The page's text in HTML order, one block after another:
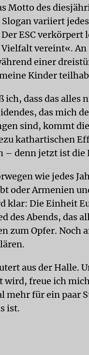
Motto des
variiert
ESC verkörpert
vereint«. An
einer
Kinder
ich, dass das alles
das mich
sind, kommt
kathartischen
– denn jetzt ist
wie jedes
oder Armenien
Die Einheit
des Abends, das
zum Opfer. Noch
aus der Halle.
freue ich
mehr für ein paar
ist.